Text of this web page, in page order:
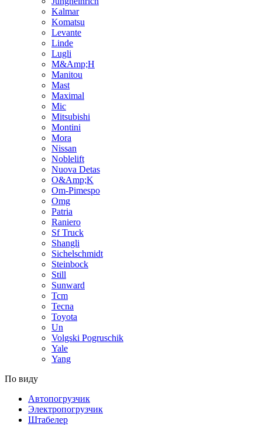
Kalmar
Komatsu
Levante
Linde
Lugli
M&Amp;H
Manitou
Mast
Maximal
Mic
Mitsubishi
Montini
Mora
Nissan
Noblelift
Nuova Detas
O&Amp;K
Om-Pimespo
Omg
Patria
Raniero
Sf Truck
Shangli
Sichelschmidt
Steinbock
Still
Sunward
Tcm
Tecna
Toyota
Un
Volgski Pogruschik
Yale
Yang
По виду
Автопогрузчик
Электропогрузчик
Штабелер